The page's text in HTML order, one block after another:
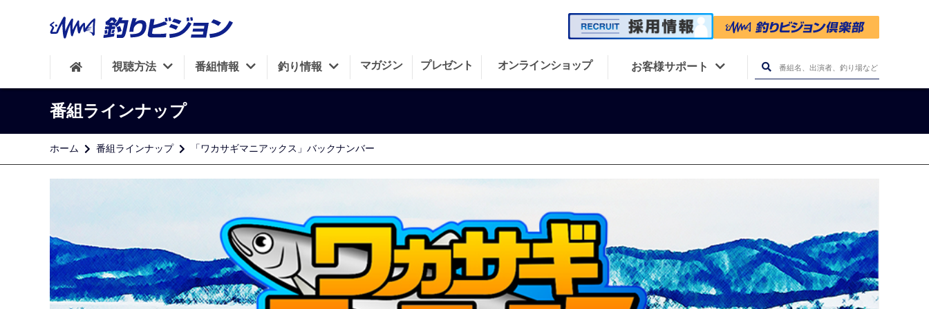
視聴方法 番組情報 釣り情報 マガジン プレゼント オンラインショップ お客様サポート
番組ラインナップ
ホーム 番組ラインナップ 「ワカサギマニアックス」バックナンバー